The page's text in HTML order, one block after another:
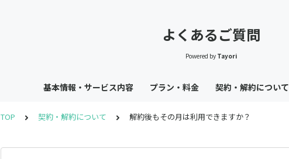
よくあるご質問
Powered by Tayori
基本情報・サービス内容 プラン・料金 契約・解約について
TOP 契約・解約について 解約後もその月は利用できますか？